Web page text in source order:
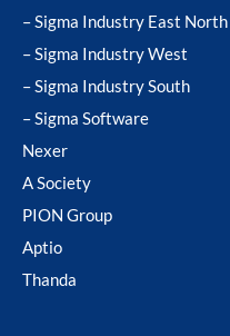
– Sigma Industry East North
– Sigma Industry West
– Sigma Industry South
– Sigma Software
Nexer
A Society
PION Group
Aptio
Thanda